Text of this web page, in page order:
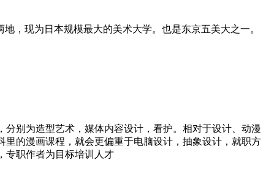
，现为日本规模最大的美术大学。也是东京五美大之一。
别为造型艺术，媒体内容设计，看护。相对于设计、动漫
的漫画课程，就会更偏重于电脑设计，抽象设计，就职方
专职作者为目标培训人才